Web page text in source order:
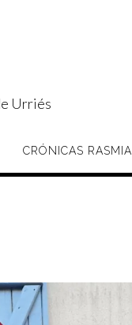
Urriés
CRÓNICAS RASMIA